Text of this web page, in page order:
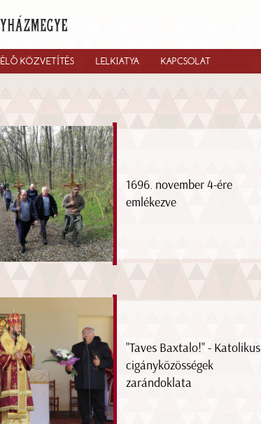
ÉLŐ KÖZVETÍTÉS LELKIATYA KAPCSOLAT
1696. november 4-ére
emlékezve
"Taves Baxtalo!" - Katolikus
cigányközösségek
zarándoklata